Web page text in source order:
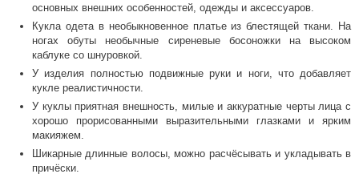
основных внешних особенностей, одежды и аксессуаров.
Кукла одета в необыкновенное платье из блестящей ткани. На
ногах обуты необычные сиреневые босоножки на высоком
каблуке со шнуровкой.
У изделия полностью подвижные руки и ноги, что добавляет
кукле реалистичности.
У куклы приятная внешность, милые и аккуратные черты лица с
хорошо прорисованными выразительными глазками и ярким
макияжем.
Шикарные длинные волосы, можно расчёсывать и укладывать в
причёски.